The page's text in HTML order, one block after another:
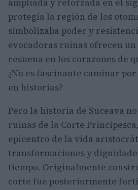
protegía la región de los
simbolizaba poder y
evocadoras ruinas ofrecen un
resuena en los corazones de
¿No es fascinante caminar
en historias?
Pero la historia de Suceava
ruinas de la Corte
epicentro de la vida
transformaciones y
tiempo. Originalmente
corte fue posteriormente